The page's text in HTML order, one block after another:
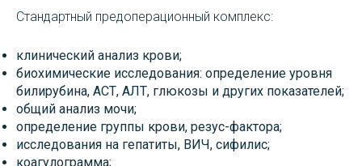
Стандартный предоперационный комплекс:
клинический анализ крови;
биохимические исследования: определение уровня
билирубина, АСТ, АЛТ, глюкозы и других показателей;
общий анализ мочи;
определение группы крови, резус-фактора;
исследования на гепатиты, ВИЧ, сифилис;
коагулограмма;